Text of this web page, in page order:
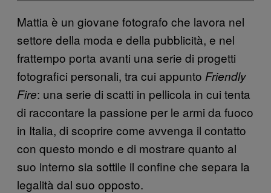
Mattia è un giovane fotografo che lavora nel
settore della moda e della pubblicità, e nel
frattempo porta avanti una serie di progetti
fotografici personali, tra cui appunto Friendly
Fire: una serie di scatti in pellicola in cui tenta
di raccontare la passione per le armi da fuoco
in Italia, di scoprire come avvenga il contatto
con questo mondo e di mostrare quanto al
suo interno sia sottile il confine che separa la
legalità dal suo opposto.